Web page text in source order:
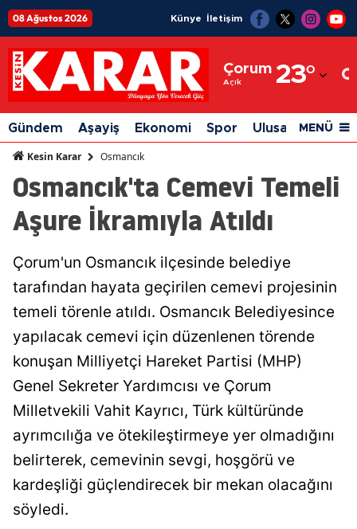
08 Ağustos 2026 Künye İletişim
Çorum
Açık 23°
Adıyaman
Afyonkarahisar
Ağrı
Amasya
Ankara
Aydın
Balıkesir
Bingöl
Bitlis
Bolu
Gündem Aşayiş Ekonomi Spor Ulusal Siyaset
MENÜ
Kesin Karar Osmancık
Osmancık'ta Cemevi Temeli
Aşure İkramıyla Atıldı
Çorum'un Osmancık ilçesinde belediye
tarafından hayata geçirilen cemevi projesinin
temeli törenle atıldı. Osmancık Belediyesince
yapılacak cemevi için düzenlenen törende
konuşan Milliyetçi Hareket Partisi (MHP)
Genel Sekreter Yardımcısı ve Çorum
Milletvekili Vahit Kayrıcı, Türk kültüründe
ayrımcılığa ve ötekileştirmeye yer olmadığını
belirterek, cemevinin sevgi, hoşgörü ve
kardeşliği güçlendirecek bir mekan olacağını
söyledi.